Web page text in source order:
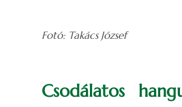
Fotó: Takács József
Csodálatos